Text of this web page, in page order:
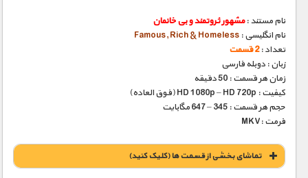
نام مستند :مشهور ثروتمند و بی خانمان
نام انگلیسی : Famous, Rich & Homeless
تعداد :2 قسمت
زبان : دوبله فارسی
زمان هر قسمت : 50 دقیقه
کیفیت : HD 1080p – HD 720p (فوق العاده)
حجم هر قسمت : 345 – 647 مگابایت
فرمت :MKV
تماشای بخشی از قسمت ها (کلیک کنید)